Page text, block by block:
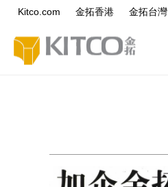
Kitco.com 金拓香港 金拓台灣